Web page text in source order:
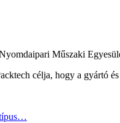
Műszaki
célja, hogy a gyártó